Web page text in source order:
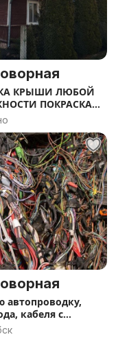
КРЫШИ ЛЮБОЙ
ПОКРАСКА
автопроводку,
кабеля с
Витебск